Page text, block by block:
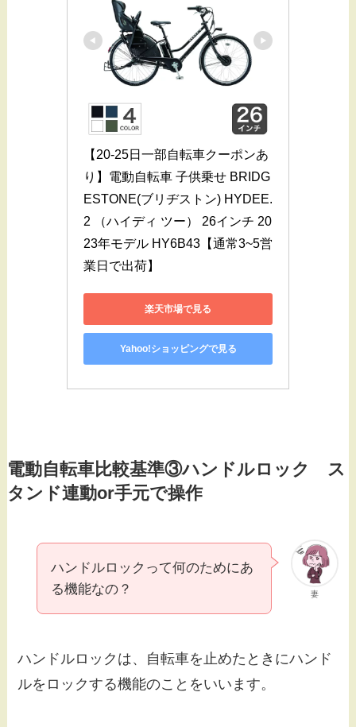
【20-25日一部自転車クーポンあ
り】電動自転車 子供乗せ BRIDG
ESTONE(ブリヂストン) HYDEE.
2 （ハイディ ツー） 26インチ 20
23年モデル HY6B43【通常3~5営
業日で出荷】
楽天市場で見る
Yahoo!ショッピングで見る
電動自転車比較基準③ハンドルロック ス
タンド連動or手元で操作
妻
ハンドルロックって何のためにあ
る機能なの？
ハンドルロックは、自転車を止めたときにハンド
ルをロックする機能のことをいいます。